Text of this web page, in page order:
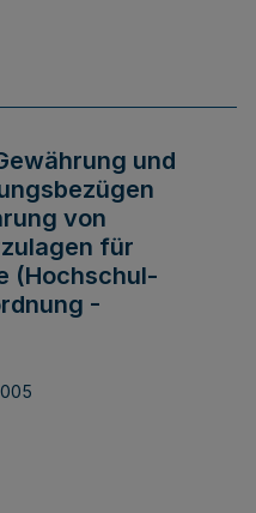
und
von
für
(Hochschul-
-